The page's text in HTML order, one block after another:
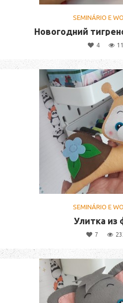
SEMINÁRIO E
Новогодний
4
SEMINÁRIO E
Улитка из
7